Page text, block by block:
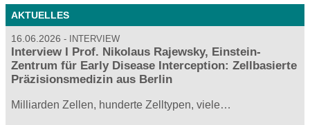
AKTUELLES
16.06.2026 INTERVIEW
Interview I Prof. Nikolaus Rajewsky, Einstein-
Zentrum für Early Disease Interception: Zellbasierte
Präzisionsmedizin aus Berlin
Milliarden Zellen, hunderte Zelltypen, viele…